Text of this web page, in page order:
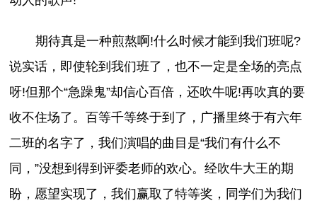
期待真是一种煎熬啊!什么时候才能到我们班呢?
说实话，即使轮到我们班了，也不一定是全场的亮点
呀!但那个“急躁鬼”却信心百倍，还吹牛呢!再吹真的要
收不住场了。百等千等终于到了，广播里终于有六年
二班的名字了，我们演唱的曲目是“我们有什么不
同，”没想到得到评委老师的欢心。经吹牛大王的期
盼，愿望实现了，我们赢取了特等奖，同学们为我们